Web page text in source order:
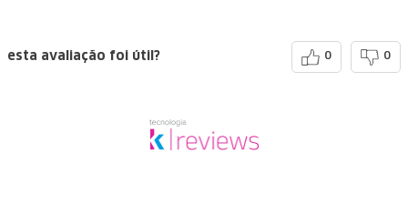
esta avaliação foi útil? 0 0